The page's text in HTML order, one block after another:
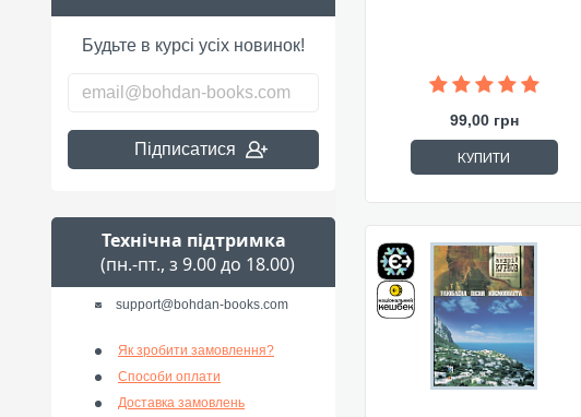
Будьте в курсі усіх новинок!
Підписатися
Технічна підтримка
(пн.-пт., з 9.00 до 18.00)
support@bohdan-books.com
Як зробити замовлення?
Способи оплати
Доставка замовлень
99,00 грн
КУПИТИ